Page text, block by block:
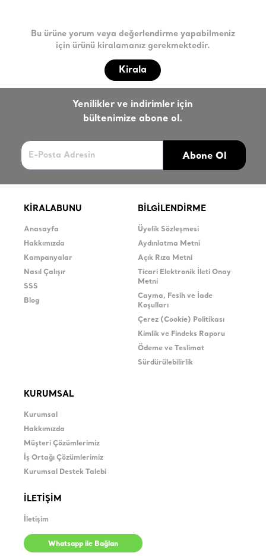
Bu ürüne yorum veya değerlendirme yapabilmeniz
için ürünü kiralamanız gerekmektedir.
Kirala
Yenilikler ve indirimler için
bültenimize abone ol.
Abone Ol
KİRALABUNU
Anasayfa
Hakkımızda
Kampanyalar
Nasıl Çalışır
SSS
Blog
BİLGİLENDİRME
Üyelik Sözleşmesi
Aydınlatma Metni
Açık Rıza Metni
Ticari Elektronik İleti Onay
Metni
Cayma, Fesih ve İade
Koşulları
Çerez (Cookie) Politikası
Kimlik ve Findeks Raporu
Ödeme ve Teslimat
Sürdürülebilirlik
KURUMSAL
Kurumsal
Hakkımızda
Müşteri Çözümlerimiz
İş Ortağı Çözümlerimiz
Kurumsal Destek Talebi
İLETİŞİM
İletişim
Whatsapp ile Bağlan